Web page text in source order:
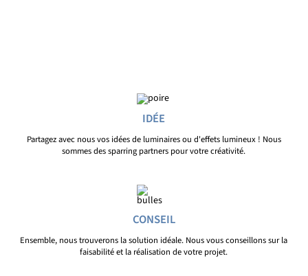
IDÉE
Partagez avec nous vos idées de luminaires ou d'effets lumineux ! Nous
sommes des sparring partners pour votre créativité.
CONSEIL
Ensemble, nous trouverons la solution idéale. Nous vous conseillons sur la
faisabilité et la réalisation de votre projet.